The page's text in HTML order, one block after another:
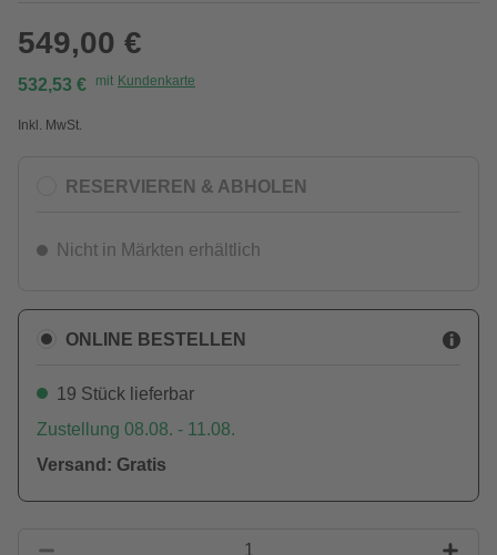
549,00 €
532,53 € mit Kundenkarte
Inkl. MwSt.
RESERVIEREN & ABHOLEN
Nicht in Märkten erhältlich
ONLINE BESTELLEN
19 Stück lieferbar
Zustellung 08.08. - 11.08.
Versand: Gratis